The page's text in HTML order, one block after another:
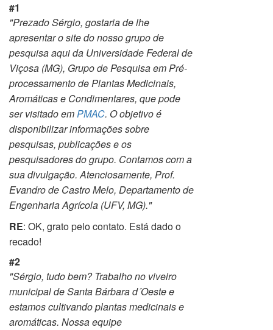
#1
"Prezado Sérgio, gostaria de lhe
apresentar o site do nosso grupo de
pesquisa aqui da Universidade Federal de
Viçosa (MG), Grupo de Pesquisa em Pré-
processamento de Plantas Medicinais,
Aromáticas e Condimentares, que pode
ser visitado emPMAC. O objetivoé
disponibilizar informações sobre
pesquisas, publicações e os
pesquisadores do grupo. Contamos com a
sua divulgação.Atenciosamente, Prof.
Evandro de Castro Melo, Departamento de
Engenharia Agrícola (UFV, MG)."
RE: OK, grato pelo contato. Está dado o
recado!
#2
"Sérgio, tudo bem? Trabalho no viveiro
municipal de Santa Bárbara d´Oeste e
estamos cultivando plantas medicinais e
aromáticas. Nossa equipe